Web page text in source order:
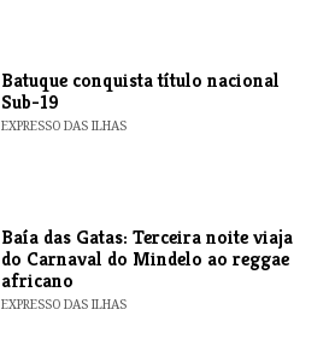
​Batuque conquista título nacional
Sub-19
EXPRESSO DAS ILHAS
Baía das Gatas: Terceira noite viaja
do Carnaval do Mindelo ao reggae
africano
EXPRESSO DAS ILHAS